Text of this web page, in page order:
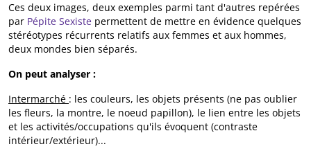
Ces deux images, deux exemples parmi tant d'autres repérées
par Pépite Sexiste permettent de mettre en évidence quelques
stéréotypes récurrents relatifs aux femmes et aux hommes,
deux mondes bien séparés.
On peut analyser :
Intermarché : les couleurs, les objets présents (ne pas oublier
les fleurs, la montre, le noeud papillon), le lien entre les objets
et les activités/occupations qu'ils évoquent (contraste
intérieur/extérieur)...